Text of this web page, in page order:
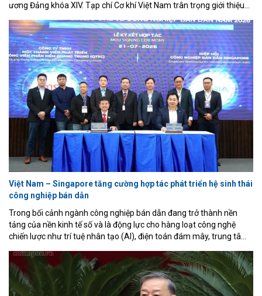
ương Đảng khóa XIV. Tạp chí Cơ khí Việt Nam trân trọng giới thiệu
Lâm.
Việt Nam – Singapore tăng cường hợp tác phát triển hệ sinh thái
công nghiệp bán dẫn
Trong bối cảnh ngành công nghiệp bán dẫn đang trở thành nền
tảng của nền kinh tế số và là động lực cho hàng loạt công nghệ
chiến lược như trí tuệ nhân tạo (AI), điện toán đám mây, trung tâm
mạnh hợp tác quốc tế nhằm tham gia sâu hơn vào chuỗi giá trị
toàn cầu. Diễn đàn Hợp tác Việt Nam - Singapore về công nghiệp
bán dẫn năm 2026, diễn ra sáng 21/7 tại TP. Hồ Chí Minh, là một